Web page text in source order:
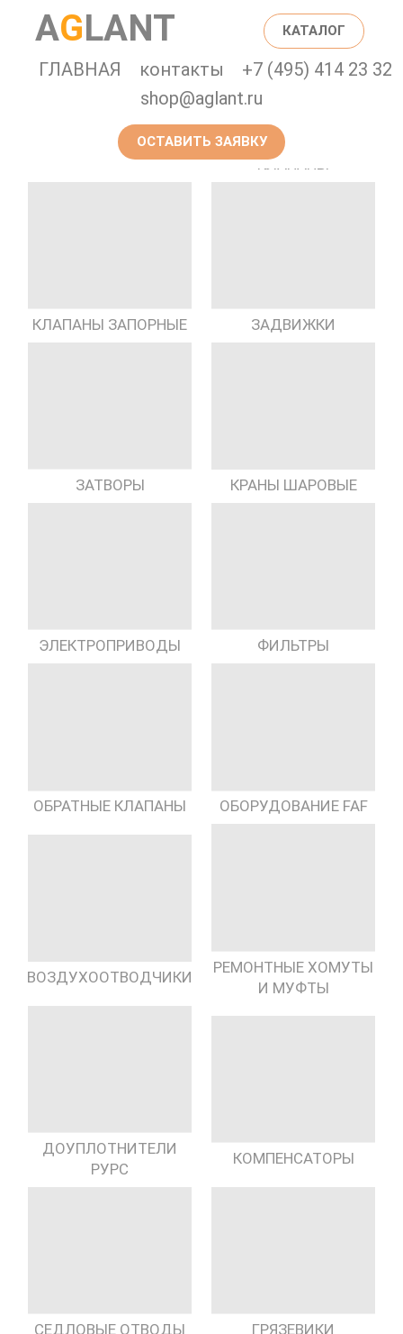
AGLANT КАТАЛОГ
ГЛАВНАЯ контакты
+7 (495) 414 23 32
shop@aglant.ru
ОСТАВИТЬ ЗАЯВКУ
ГИДРАНТЫ
ПРЕДОХРАНИТЕЛЬНЫЕ
КЛАПАНЫ
КЛАПАНЫ ЗАПОРНЫЕ ЗАДВИЖКИ
ЗАТВОРЫ КРАНЫ ШАРОВЫЕ
ЭЛЕКТРОПРИВОДЫ ФИЛЬТРЫ
ОБРАТНЫЕ КЛАПАНЫ ОБОРУДОВАНИЕ FAF
ВОЗДУХООТВОДЧИКИ
РЕМОНТНЫЕ ХОМУТЫ
И МУФТЫ
ДОУПЛОТНИТЕЛИ
РУРС
КОМПЕНСАТОРЫ
СЕДЛОВЫЕ ОТВОДЫ ГРЯЗЕВИКИ